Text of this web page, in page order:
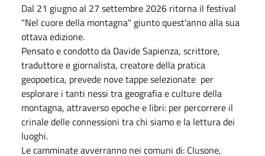
Dal 21 giugno al 27 settembre 2026 ritorna il festival
"Nel cuore della montagna" giunto quest'anno alla sua
ottava edizione.
Pensato e condotto da Davide Sapienza, scrittore,
traduttore e giornalista, creatore della pratica
geopoetica, prevede nove tappe selezionate per
esplorare i tanti nessi tra geografia e culture della
montagna, attraverso epoche e libri: per percorrere il
crinale delle connessioni tra chi siamo e la lettura dei
luoghi.
Le camminate avverranno nei comuni di: Clusone,